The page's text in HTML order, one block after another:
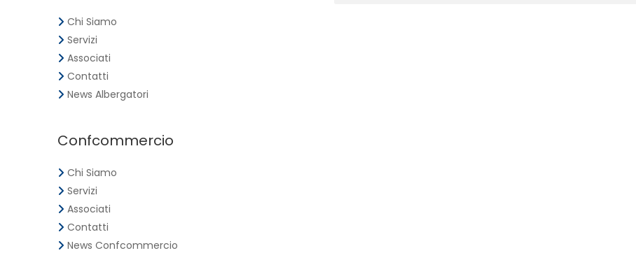
Chi Siamo
Servizi
Associati
Contatti
News Albergatori
Confcommercio
Chi Siamo
Servizi
Associati
Contatti
News Confcommercio